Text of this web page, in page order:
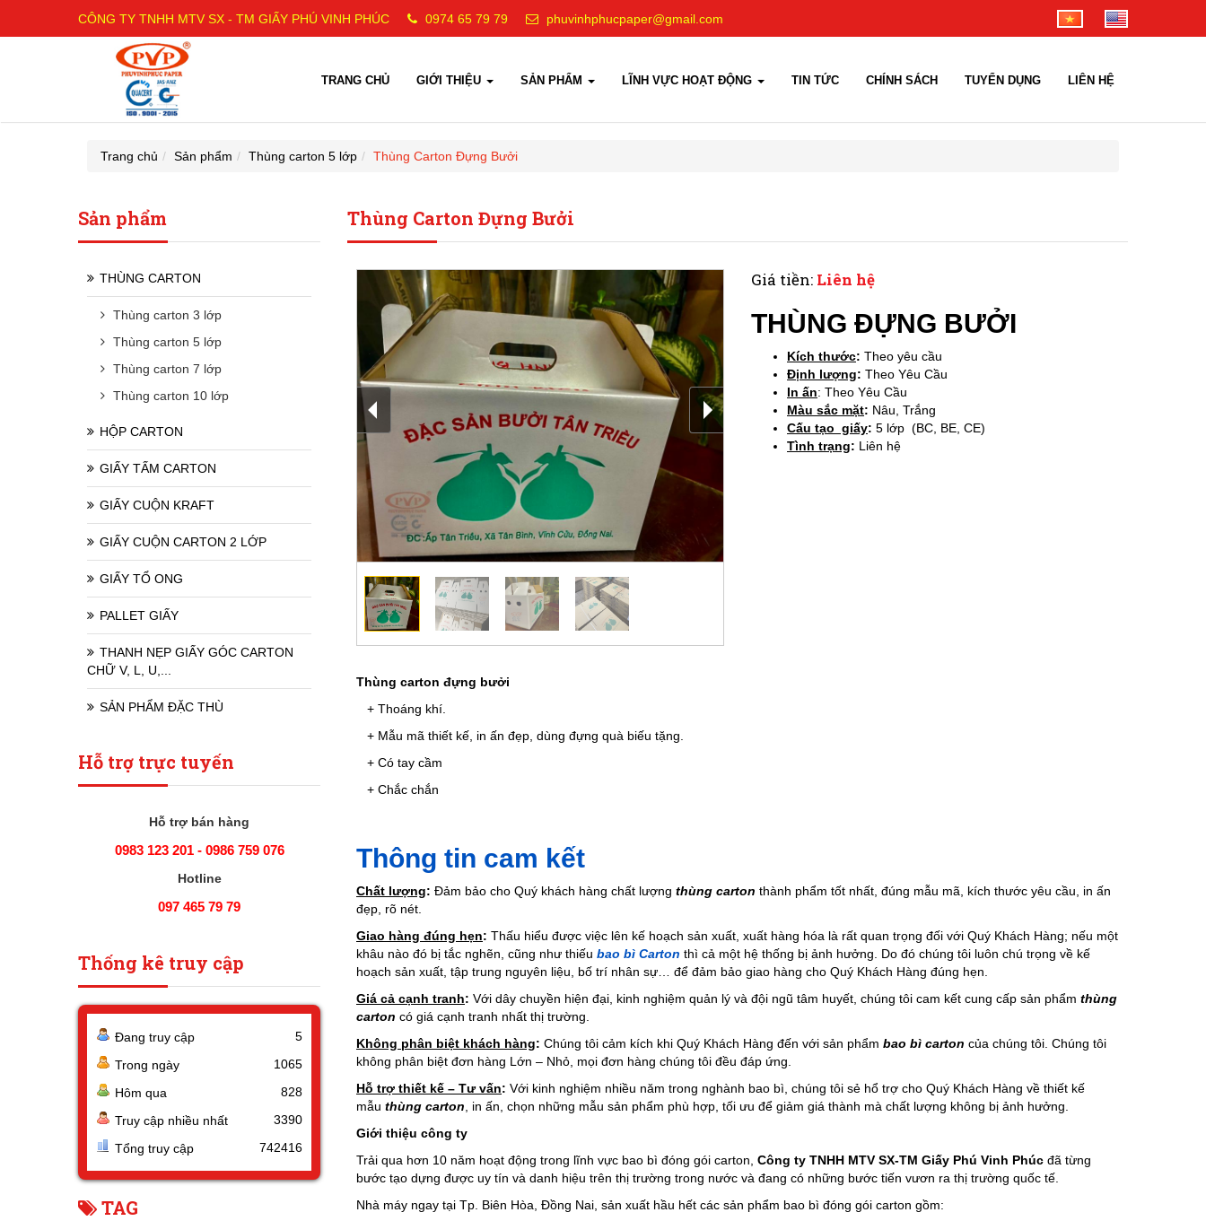
CÔNG TY TNHH MTV SX - TM GIẤY PHÚ VINH PHÚC 0974 65 79 79 phuvinhphucpaper@gmail.com
TRANG CHỦ GIỚI THIỆU SẢN PHẨM LĨNH VỰC HOẠT ĐỘNG TIN TỨC CHÍNH SÁCH TUYỂN DỤNG LIÊN HỆ
Trang chủ Sản phẩm Thùng carton 5 lớp Thùng Carton Đựng Bưởi
Thùng Carton Đựng Bưởi
Giá tiền: Liên hệ
THÙNG ĐỰNG BƯỞI
Kích thước: Theo yêu cầu
Định lượng: Theo Yêu Cầu
In ấn: Theo Yêu Cầu
Màu sắc mặt: Nâu, Trắng
Cấu tạo giấy: 5 lớp (BC, BE, CE)
Tình trạng: Liên hệ
Thùng carton đựng bưởi
+ Thoáng khí.
+ Mẫu mã thiết kế, in ấn đẹp, dùng đựng quà biếu tặng.
+ Có tay cầm
+ Chắc chắn
Thông tin cam kết
Chất lượng: Đảm bảo cho Quý khách hàng chất lượng thùng carton thành phẩm tốt nhất, đúng mẫu mã, kích thước yêu cầu, in ấn
đẹp, rõ nét.
Giao hàng đúng hẹn: Thấu hiểu được việc lên kế hoạch sản xuất, xuất hàng hóa là rất quan trọng đối với Quý Khách Hàng; nếu một
khâu nào đó bị tắc nghẽn, cũng như thiếu bao bì Carton thì cả một hệ thống bị ảnh hưởng. Do đó chúng tôi luôn chú trọng về kế
hoạch sản xuất, tập trung nguyên liệu, bố trí nhân sự… để đảm bảo giao hàng cho Quý Khách Hàng đúng hẹn.
Giá cả cạnh tranh: Với dây chuyền hiện đại, kinh nghiệm quản lý và đội ngũ tâm huyết, chúng tôi cam kết cung cấp sản phẩm thùng
carton có giá cạnh tranh nhất thị trường.
Không phân biệt khách hàng: Chúng tôi cảm kích khi Quý Khách Hàng đến với sản phẩm bao bì carton của chúng tôi. Chúng tôi
không phân biệt đơn hàng Lớn – Nhỏ, mọi đơn hàng chúng tôi đều đáp ứng.
Hỗ trợ thiết kế – Tư vấn: Với kinh nghiệm nhiều năm trong nghành bao bì, chúng tôi sẻ hổ trợ cho Quý Khách Hàng về thiết kế
mẫu thùng carton, in ấn, chọn những mẫu sản phẩm phù hợp, tối ưu để giảm giá thành mà chất lượng không bị ảnh hưởng.
Giới thiệu công ty
Trải qua hơn 10 năm hoạt động trong lĩnh vực bao bì đóng gói carton, Công ty TNHH MTV SX-TM Giấy Phú Vinh Phúc đã từng
bước tạo dựng được uy tín và danh hiệu trên thị trường trong nước và đang có những bước tiến vươn ra thị trường quốc tế.
Nhà máy ngay tại Tp. Biên Hòa, Đồng Nai, sản xuất hầu hết các sản phẩm bao bì đóng gói carton gồm:
Sản phẩm
THÙNG CARTON
Thùng carton 3 lớp
Thùng carton 5 lớp
Thùng carton 7 lớp
Thùng carton 10 lớp
HỘP CARTON
GIẤY TẤM CARTON
GIẤY CUỘN KRAFT
GIẤY CUỘN CARTON 2 LỚP
GIẤY TỔ ONG
PALLET GIẤY
THANH NẸP GIẤY GÓC CARTON
CHỮ V, L, U,...
SẢN PHẨM ĐẶC THÙ
Hỗ trợ trực tuyến
Hỗ trợ bán hàng
0983 123 201 - 0986 759 076
Hotline
097 465 79 79
Thống kê truy cập
Đang truy cập
5
Trong ngày
1065
Hôm qua
828
Truy cập nhiều nhất
3390
Tổng truy cập
742416
TAG